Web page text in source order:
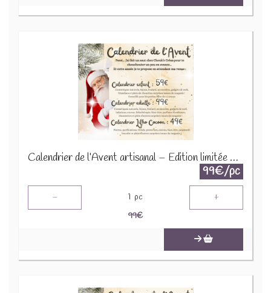
Calendrier de l’Avent artisanal – Édition limitée 2025
99€/pc
- 1 pc +
99€